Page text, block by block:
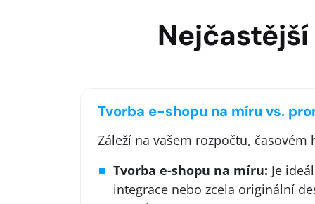
Tvorba e-shopu na míru vs.
Záleží na vašem rozpočtu,
Tvorba e-shopu na míru: Je
integrace nebo zcela originální